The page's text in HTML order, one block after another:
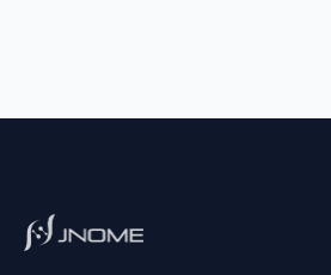
制定日：2024年1月1日